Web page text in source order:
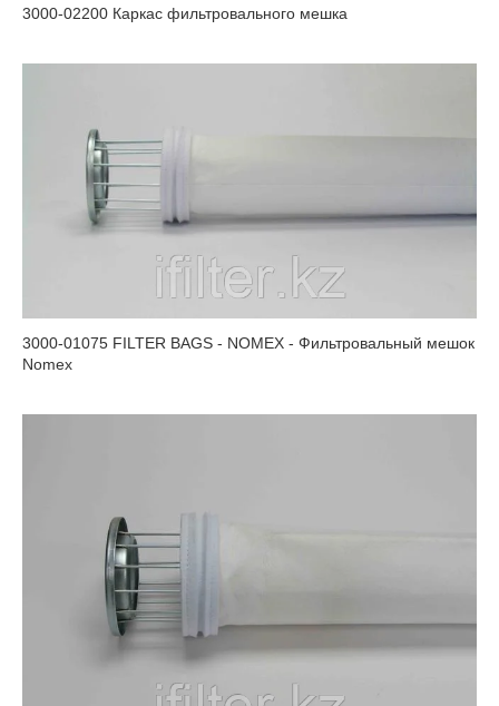
3000-02200 Каркас фильтровального мешка
3000-01075 FILTER BAGS - NOMEX - Фильтровальный мешок
Nomex